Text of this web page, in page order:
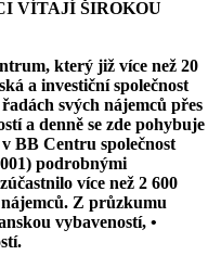
VÍTAJÍ ŠIROKOU
který již více než 20
a investiční společnost
svých nájemců přes
a denně se zde pohybuje
BB Centru společnost
podrobnými
více než 2 600
Z průzkumu
vybaveností, •